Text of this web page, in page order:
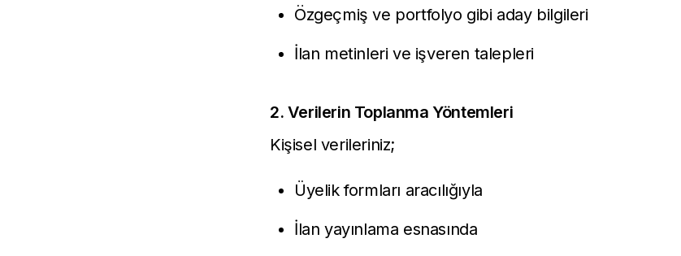
Özgeçmiş ve portfolyo gibi aday bilgileri
İlan metinleri ve işveren talepleri
2. Verilerin Toplanma Yöntemleri
Kişisel verileriniz;
Üyelik formları aracılığıyla
İlan yayınlama esnasında